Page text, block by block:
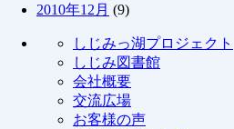
2010年12月 (9)
しじみっ湖プロジェクト
しじみ図書館
会社概要
交流広場
お客様の声